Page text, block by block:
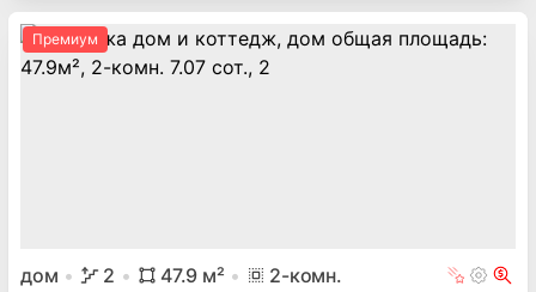
Премиум
дом 2 47.9 м² 2-комн.